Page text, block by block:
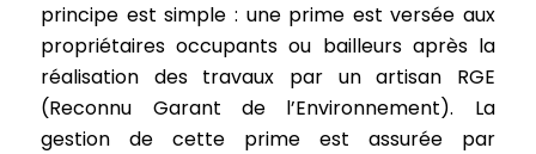
principe est simple : une prime est versée aux
propriétaires occupants ou bailleurs après la
réalisation des travaux par un artisan RGE
(Reconnu Garant de l’Environnement). La
gestion de cette prime est assurée par